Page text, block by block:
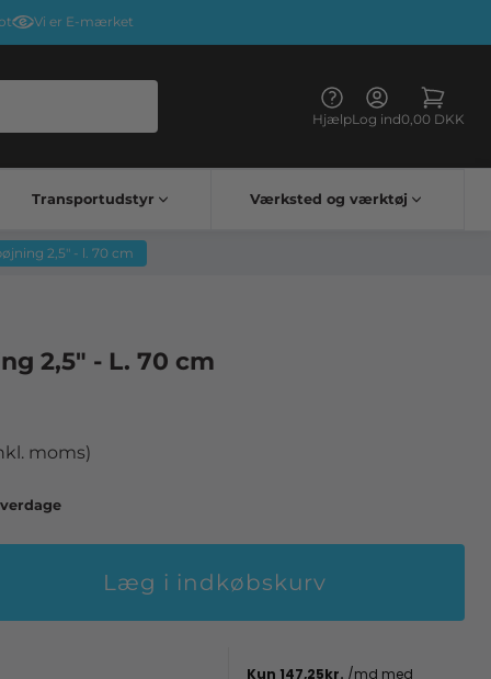
Vi er E-mærket
HjælpLog ind0,00 DKK
Transportudstyr Værksted og værktøj
2,5" - l. 70 cm
2,5" - L. 70 cm
moms)
Læg i indkøbskurv